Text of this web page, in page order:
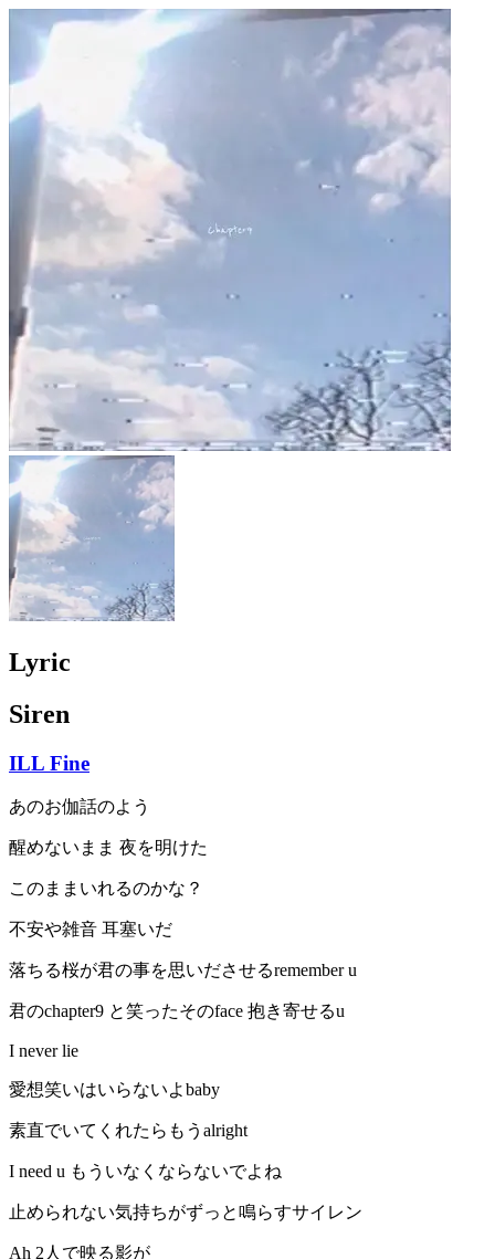
Lyric
Siren
ILL Fine
あのお伽話のよう
醒めないまま 夜を明けた
このままいれるのかな？
不安や雑音 耳塞いだ
落ちる桜が君の事を思いださせるremember u
君のchapter9 と笑ったそのface 抱き寄せるu
I never lie
愛想笑いはいらないよbaby
素直でいてくれたらもうalright
I need u もういなくならないでよね
止められない気持ちがずっと鳴らすサイレン
Ah 2人で映る影が